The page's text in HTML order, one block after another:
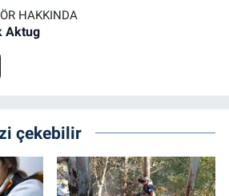
HAKKINDA
Aktug
çekebilir